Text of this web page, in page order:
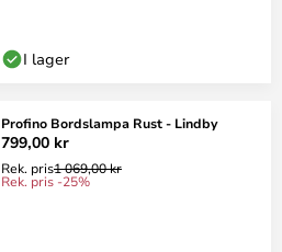
I lager
Profino Bordslampa Rust - Lindby
799,00 kr
Rek. pris1 069,00 kr
Rek. pris -25%